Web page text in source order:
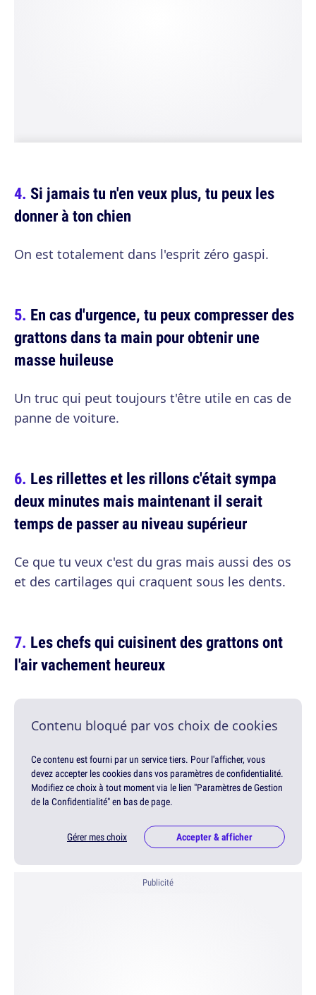
Si jamais tu n'en veux plus, tu peux les
donner à ton chien
On est totalement dans l'esprit zéro gaspi.
En cas d'urgence, tu peux compresser des
grattons dans ta main pour obtenir une
masse huileuse
Un truc qui peut toujours t'être utile en cas de
panne de voiture.
Les rillettes et les rillons c'était sympa
deux minutes mais maintenant il serait
temps de passer au niveau supérieur
Ce que tu veux c'est du gras mais aussi des os
et des cartilages qui craquent sous les dents.
Les chefs qui cuisinent des grattons ont
l'air vachement heureux
Contenu bloqué par vos choix de cookies
Ce contenu est fourni par un service tiers. Pour l'afficher, vous
devez accepter les cookies dans vos paramètres de confidentialité.
Modifiez ce choix à tout moment via le lien "Paramètres de Gestion
de la Confidentialité" en bas de page.
Gérer mes choix Accepter & afficher
Publicité